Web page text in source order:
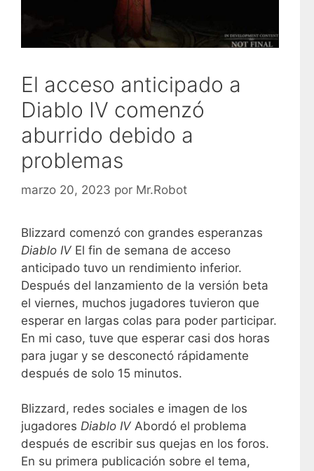
El acceso anticipado a
Diablo IV comenzó
aburrido debido a
problemas
marzo 20, 2023 por Mr.Robot
Blizzard comenzó con grandes esperanzas
Diablo IV El fin de semana de acceso
anticipado tuvo un rendimiento inferior.
Después del lanzamiento de la versión beta
el viernes, muchos jugadores tuvieron que
esperar en largas colas para poder participar.
En mi caso, tuve que esperar casi dos horas
para jugar y se desconectó rápidamente
después de solo 15 minutos.
Blizzard, redes sociales e imagen de los
jugadores Diablo IV Abordó el problema
después de escribir sus quejas en los foros.
En su primera publicación sobre el tema,